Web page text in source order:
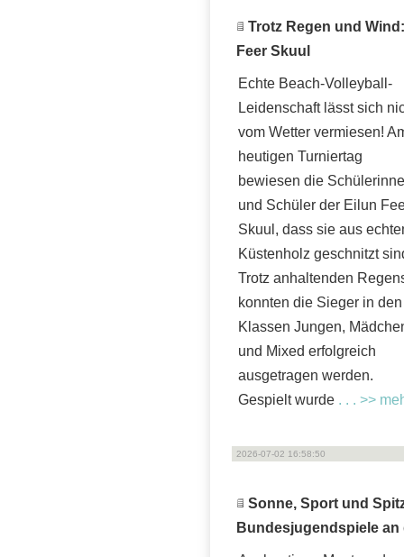
Trotz Regen und
Feer Skuul
Echte Beach-Volleyball-
Leidenschaft lässt sich
vom Wetter vermiesen!
heutigen Turniertag
bewiesen die
und Schüler der Eilun
Skuul, dass sie aus
Küstenholz geschnitzt
Trotz anhaltenden
konnten die Sieger in den
Klassen Jungen,
und Mixed erfolgreich
ausgetragen werden.
Gespielt wurde . . . >>
2026-07-02 16:58:50
Sonne, Sport und
Bundesjugendspiele an